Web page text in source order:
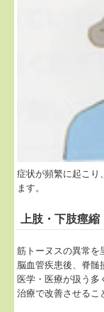
症状が頻繁に起こり
ます。
上肢・下肢痙縮
筋トーヌスの異常を
脳血管疾患後、脊
医学・医療が扱う多
治療で改善させるこ